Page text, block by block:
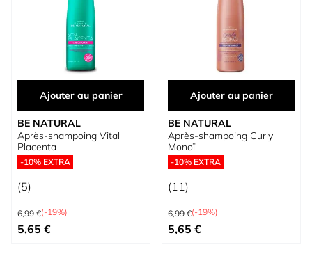
Ajouter au panier
BE NATURAL
Après-shampoing Vital
Placenta
-10% EXTRA
(5)
Prix normal
6,99 €(-19%)
Prix spécial
5,65 €
Ajouter au panier
BE NATURAL
Après-shampoing Curly
Monoï
-10% EXTRA
(11)
Prix normal
6,99 €(-19%)
Prix spécial
5,65 €